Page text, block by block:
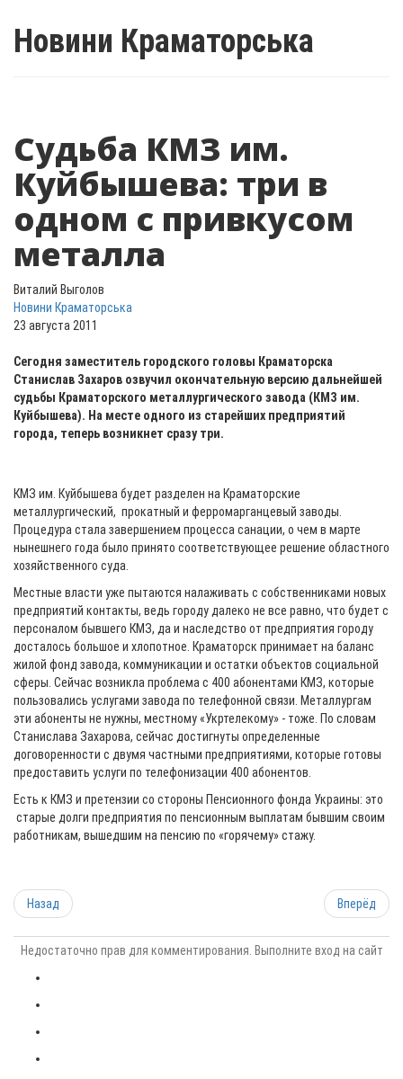
Новини Краматорська
Судьба КМЗ им.
Куйбышева: три в
одном с привкусом
металла
Виталий Выголов
Новини Краматорська
23 августа 2011
Сегодня заместитель городского головы Краматорска
Станислав Захаров озвучил окончательную версию дальнейшей
судьбы Краматорского металлургического завода (КМЗ им.
Куйбышева). На месте одного из старейших предприятий
города, теперь возникнет сразу три.
КМЗ им. Куйбышева будет разделен на Краматорские
металлургический, прокатный и ферромарганцевый заводы.
Процедура стала завершением процесса санации, о чем в марте
нынешнего года было принято соответствующее решение областного
хозяйственного суда.
Местные власти уже пытаются налаживать с собственниками новых
предприятий контакты, ведь городу далеко не все равно, что будет с
персоналом бывшего КМЗ, да и наследство от предприятия городу
досталось большое и хлопотное. Краматорск принимает на баланс
жилой фонд завода, коммуникации и остатки объектов социальной
сферы. Сейчас возникла проблема с 400 абонентами КМЗ, которые
пользовались услугами завода по телефонной связи. Металлургам
эти абоненты не нужны, местному «Укртелекому» - тоже. По словам
Станислава Захарова, сейчас достигнуты определенные
договоренности с двумя частными предприятиями, которые готовы
предоставить услуги по телефонизации 400 абонентов.
Есть к КМЗ и претензии со стороны Пенсионного фонда Украины: это
старые долги предприятия по пенсионным выплатам бывшим своим
работникам, вышедшим на пенсию по «горячему» стажу.
Назад Вперёд
Недостаточно прав для комментирования. Выполните вход на сайт